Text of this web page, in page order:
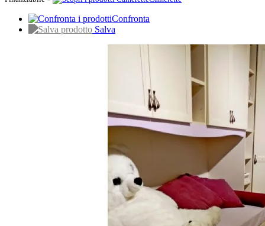
Confronta
Salva